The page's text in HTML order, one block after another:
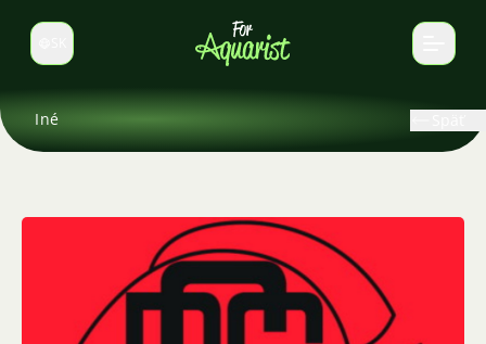
Prepnúť jazyk
Iné